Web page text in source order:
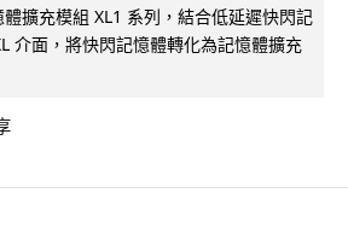
擴充模組 XL1 系列，結合低延遲快閃記
介面，將快閃記憶體轉化為記憶體擴充